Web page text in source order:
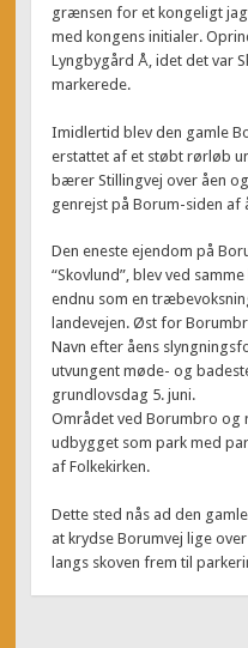
grænsen for et kongeligt
med kongens initialer.
Lyngbygård Å, idet det var
markerede.
Imidlertid blev den gamle
erstattet af et støbt rørløb
bærer Stillingvej over åen
genrejst på Borum-siden af
Den eneste ejendom på
“Skovlund”, blev ved
endnu som en
landevejen. Øst for
Navn efter åens
utvungent møde- og
grundlovsdag 5. juni.
Området ved Borumbro og
udbygget som park med
af Folkekirken.
Dette sted nås ad den
at krydse Borumvej lige
langs skoven frem til